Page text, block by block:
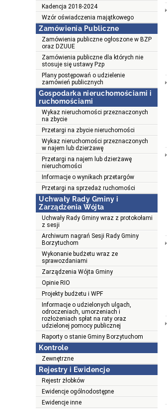
Kadencja 2018-2024
Wzór oświadczenia majątkowego
Zamówienia Publiczne
Zamówienia publiczne ogłoszone w BZP
oraz DZUUE
Zamówienia publiczne dla których nie
stosuje się ustawy Pzp
Plany postępowań o udzielenie
zamówień publicznych
Gospodarka nieruchomościami i
ruchomościami
Wykaz nieruchomości przeznaczonych
na zbycie
Przetargi na zbycie nieruchomości
Wykaz nieruchomości przeznaczonych
w najem lub dzierżawę
Przetargi na najem lub dzierżawę
nieruchomości
Informacje o wynikach przetargów
Przetargi na sprzedaż ruchomości
Uchwały Rady Gminy i
Zarządzenia Wójta
Uchwały Rady Gminy wraz z protokołami
z sesji
Archiwum nagrań Sesji Rady Gminy
Borzytuchom
Wykonanie budżetu wraz ze
sprawozdaniami
Zarządzenia Wójta Gminy
Opinie RIO
Projekty budżetu i WPF
Informacje o udzielonych ulgach,
odroczeniach, umorzeniach i
rozłożeniach spłat na raty oraz
udzielonej pomocy publicznej
Raporty o stanie Gminy Borzytuchom
Kontrole
Zewnętrzne
Rejestry i Ewidencje
Rejestr żłobków
Ewidencje ogólnodostępne
Ewidencje inne